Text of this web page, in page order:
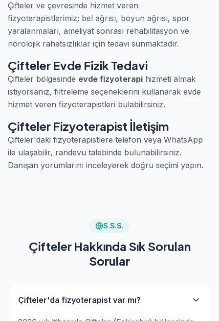
Çifteler ve çevresinde hizmet veren
fizyoterapistlerimiz; bel ağrısı, boyun ağrısı, spor
yaralanmaları, ameliyat sonrası rehabilitasyon ve
nörolojik rahatsızlıklar için tedavi sunmaktadır.
Çifteler Evde Fizik Tedavi
Çifteler bölgesinde evde fizyoterapi hizmeti almak
istiyorsanız, filtreleme seçeneklerini kullanarak evde
hizmet veren fizyoterapistleri bulabilirsiniz.
Çifteler Fizyoterapist İletişim
Çifteler'daki fizyoterapistlere telefon veya WhatsApp
ile ulaşabilir, randevu talebinde bulunabilirsiniz.
Danışan yorumlarını inceleyerek doğru seçimi yapın.
S.S.S.
Çifteler Hakkında Sık Sorulan
Sorular
Çifteler'da fizyoterapist var mı?